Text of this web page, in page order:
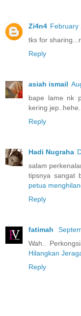
Zi4n4 February
tks for
Reply
asiah ismail
bape lame nk
kering
Reply
Hadi Nugraha
salam
tipsnya sangat
petua
Reply
fatimah
Wah..
Hilangkan
Reply